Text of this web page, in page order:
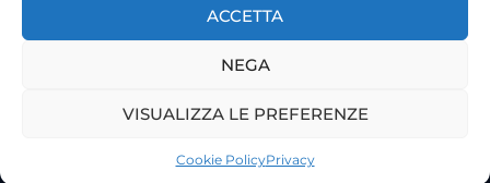
ACCETTA
NEGA
VISUALIZZA LE PREFERENZE
Cookie PolicyPrivacy